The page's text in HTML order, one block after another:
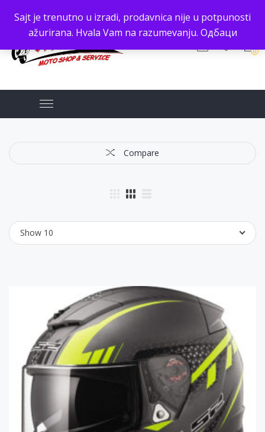
Sajt je trenutno u izradi, prodavnica nije u potpunosti
ažurirana. Hvala Vam na razumevanju. Одбаци
0
Compare
Show 10